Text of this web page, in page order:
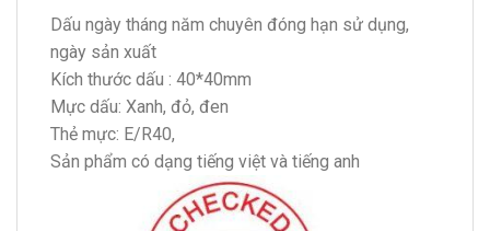
Dấu ngày tháng năm chuyên đóng hạn sử dụng,
ngày sản xuất
Kích thước dấu : 40*40mm
Mực dấu: Xanh, đỏ, đen
Thẻ mực: E/R40,
Sản phẩm có dạng tiếng việt và tiếng anh